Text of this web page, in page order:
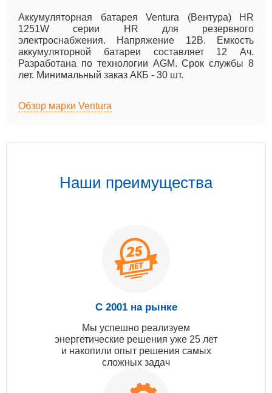
Аккумуляторная батарея Ventura (Вентура) HR
1251W серии HR для резервного
электроснабжения. Напряжение 12B. Емкость
аккумуляторной батареи составляет 12 Ач.
Разработана по технологии AGM. Срок службы 8
лет. Минимальный заказ АКБ - 30 шт.
Обзор марки Ventura
Наши преимущества
С 2001 на рынке
Мы успешно реализуем
энергетические решения уже 25 лет
и накопили опыт решения самых
сложных задач